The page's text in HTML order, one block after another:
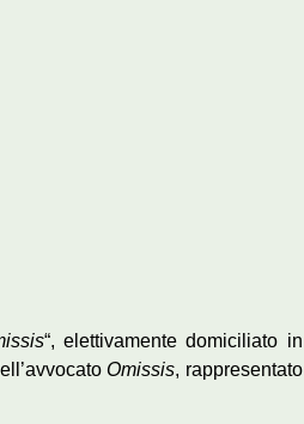
“, elettivamente domiciliato in
Omissis, rappresentato